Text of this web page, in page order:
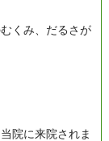
くみ、だるさが
院に来院されま